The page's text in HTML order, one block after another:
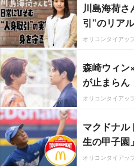
川島海荷さ
引”のリアル
オリコンタイアッ
森崎ウィン
が止まらん
オリコンタイアッ
マクドナル
生の甲子園」
オリコンタイアッ